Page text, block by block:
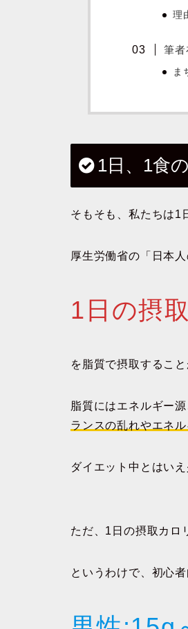
理
筆者
ま
1日、1食
そもそも、私たちは1
厚生労働省の「日本
1日の摂
を脂質で摂取するこ
脂質にはエネルギー
ランスの乱れやエネ
ダイエット中とはい
ただ、1日の摂取カロ
というわけで、初心